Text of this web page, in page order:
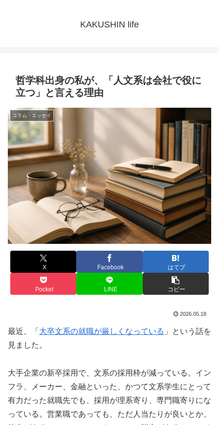
KAKUSHIN life
哲学科出身の私が、「人文系は会社で役に
立つ」と言える理由
コラム・エッセイ
X Facebook はてブ
Pocket LINE コピー
2026.05.18
最近、「 大卒文系の就職が厳しくなっている 」という話を
見ました。
大手企業の新卒採用で、文系の採用枠が減っている。イン
フラ、メーカー、金融といった、かつて文系学生にとって
有力だった就職先でも、採用が理系寄り、専門職寄りにな
っている。営業職であっても、ただ人当たりが良いとか、